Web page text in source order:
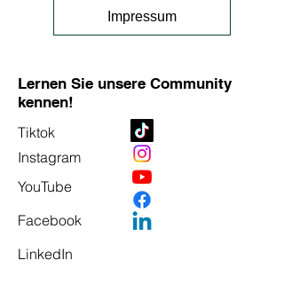
Impressum
Lernen Sie unsere Community
kennen!
Tiktok
Instagram
YouTube
Facebook
LinkedIn